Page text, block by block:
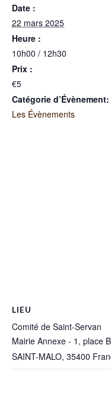
Date :
22 mars 2025
Heure :
10h00 / 12h30
Prix :
€5
Catégorie d’Évènement:
Les Évènements
LIEU
Comité de Saint-Servan
Mairie Annexe - 1, place
SAINT-MALO, 35400